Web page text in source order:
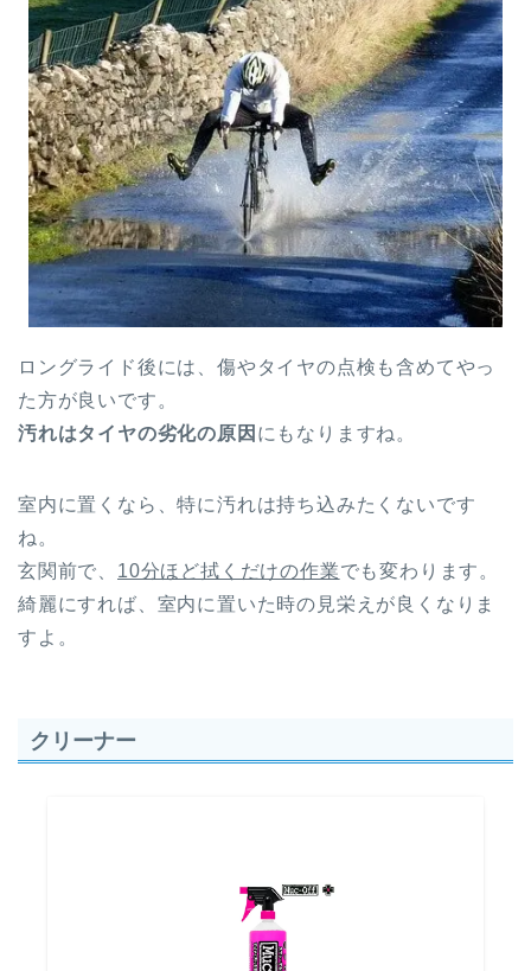
ロングライド後には、傷やタイヤの点検も含めてやっ
た方が良いです。
汚れはタイヤの劣化の原因 にもなりますね。
室内に置くなら、特に汚れは持ち込みたくないです
ね。
玄関前で、 10分ほど拭くだけの作業でも変わります。
綺麗にすれば、室内に置いた時の見栄えが良くなりま
すよ。
クリーナー